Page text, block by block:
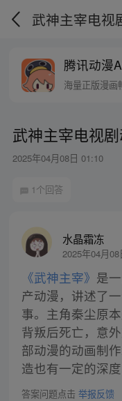
武神主宰电视
腾讯动漫
海量正版漫画
武神主宰电视
2025年04月08日 01:10
1个回答
水晶霜冻
2025年04月
《武神主宰》 是
产动漫，讲述了
事。主角秦尘原
背叛后死亡，意
部动漫的动画制
造也有一定的深度
答案问题点击 举报反馈